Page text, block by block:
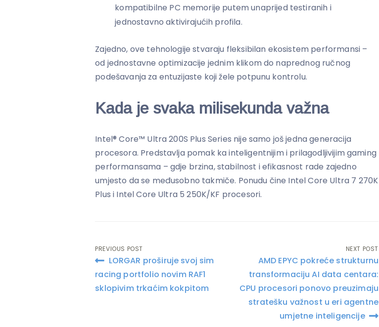
kompatibilne PC memorije putem unaprijed testiranih i
jednostavno aktivirajućih profila.
Zajedno, ove tehnologije stvaraju fleksibilan ekosistem performansi –
od jednostavne optimizacije jednim klikom do naprednog ručnog
podešavanja za entuzijaste koji žele potpunu kontrolu.
Kada je svaka milisekunda važna
Intel® Core™ Ultra 200S Plus Series nije samo još jedna generacija
procesora. Predstavlja pomak ka inteligentnijim i prilagodljivijim gaming
performansama – gdje brzina, stabilnost i efikasnost rade zajedno
umjesto da se međusobno takmiče. Ponudu čine Intel Core Ultra 7 270K
Plus i Intel Core Ultra 5 250K/KF procesori.
Post
navigation
PREVIOUS POST
LORGAR proširuje svoj sim
racing portfolio novim RAF1
sklopivim trkaćim kokpitom
NEXT POST
AMD EPYC pokreće strukturnu
transformaciju AI data centara:
CPU procesori ponovo preuzimaju
stratešku važnost u eri agentne
umjetne inteligencije